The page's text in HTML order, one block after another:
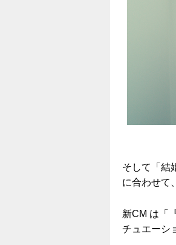
そして「結
に合わせて
新CM は「
チュエーシ